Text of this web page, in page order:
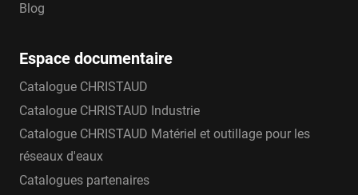
Blog
Espace documentaire
Catalogue CHRISTAUD
Catalogue CHRISTAUD Industrie
Catalogue CHRISTAUD Matériel et outillage pour les
réseaux d'eaux
Catalogues partenaires